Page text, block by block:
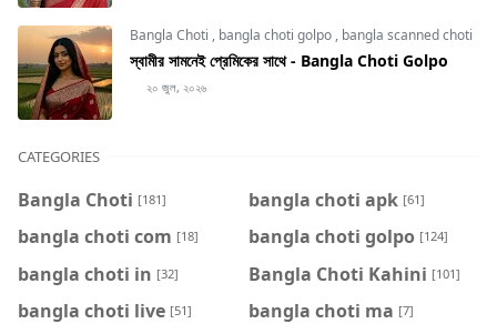
Bangla Choti , bangla choti golpo , bangla scanned choti
স্বামীর সামনেই প্রেমিকের সাথে - Bangla Choti Golpo
২০ জুল, ২০২৬
CATEGORIES
Bangla Choti [181] bangla choti apk [61]
bangla choti com [18] bangla choti golpo [124]
bangla choti in [32] Bangla Choti Kahini [101]
bangla choti live [51] bangla choti ma [7]